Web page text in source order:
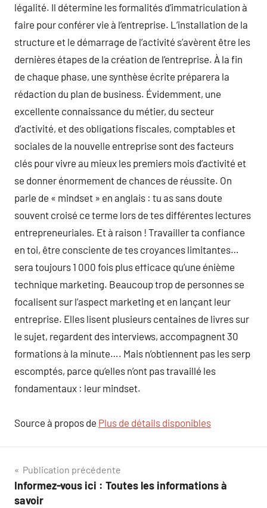
légalité. Il détermine les formalités d’immatriculation à
faire pour conférer vie à l’entreprise. L’installation de la
structure et le démarrage de l’activité s’avèrent être les
dernières étapes de la création de l’entreprise. À la fin
de chaque phase, une synthèse écrite préparera la
rédaction du plan de business. Évidemment, une
excellente connaissance du métier, du secteur
d’activité, et des obligations fiscales, comptables et
sociales de la nouvelle entreprise sont des facteurs
clés pour vivre au mieux les premiers mois d’activité et
se donner énormement de chances de réussite. On
parle de « mindset » en anglais : tu as sans doute
souvent croisé ce terme lors de tes différentes lectures
entrepreneuriales. Et à raison ! Travailler ta confiance
en toi, être consciente de tes croyances limitantes…
sera toujours 1 000 fois plus efficace qu’une énième
technique marketing. Beaucoup trop de personnes se
focalisent sur l’aspect marketing et en lançant leur
entreprise. Elles lisent plusieurs centaines de livres sur
le sujet, regardent des interviews, accompagnent 30
formations à la minute…. Mais n’obtiennent pas les serp
escomptés, parce qu’elles n’ont pas travaillé les
fondamentaux : leur mindset.
Source à propos de Plus de détails disponibles
Navigation
de
Publication précédente
Informez-vous ici : Toutes les informations à
savoir